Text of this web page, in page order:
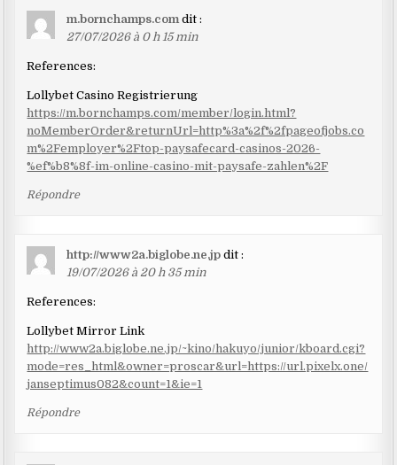
m.bornchamps.com dit :
27/07/2026 à 0 h 15 min
References:
Lollybet Casino Registrierung
https://m.bornchamps.com/member/login.html?
noMemberOrder&returnUrl=http%3a%2f%2fpageofjobs.co
m%2Femployer%2Ftop-paysafecard-casinos-2026-
%ef%b8%8f-im-online-casino-mit-paysafe-zahlen%2F
Répondre
http://www2a.biglobe.ne.jp dit :
19/07/2026 à 20 h 35 min
References:
Lollybet Mirror Link
http://www2a.biglobe.ne.jp/~kino/hakuyo/junior/kboard.cgi?
mode=res_html&owner=proscar&url=https://url.pixelx.one/
janseptimus082&count=1&ie=1
Répondre